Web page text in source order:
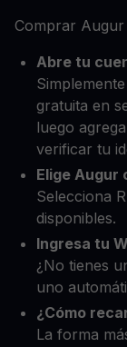
Comprar
Abre tu
gratuita en
luego
verificar tu
Elige Augur
Selecciona
disponibles.
Ingresa tu
¿No tienes
uno
¿Cómo
La forma